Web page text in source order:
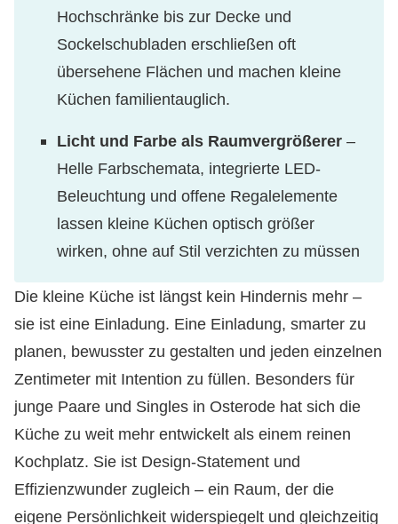
Hochschränke bis zur Decke und
Sockelschubladen erschließen oft
übersehene Flächen und machen kleine
Küchen familientauglich.
Licht und Farbe als Raumvergrößerer –
Helle Farbschemata, integrierte LED-
Beleuchtung und offene Regalelemente
lassen kleine Küchen optisch größer
wirken, ohne auf Stil verzichten zu müssen
Die kleine Küche ist längst kein Hindernis mehr –
sie ist eine Einladung. Eine Einladung, smarter zu
planen, bewusster zu gestalten und jeden einzelnen
Zentimeter mit Intention zu füllen. Besonders für
junge Paare und Singles in Osterode hat sich die
Küche zu weit mehr entwickelt als einem reinen
Kochplatz. Sie ist Design-Statement und
Effizienzwunder zugleich – ein Raum, der die
eigene Persönlichkeit widerspiegelt und gleichzeitig